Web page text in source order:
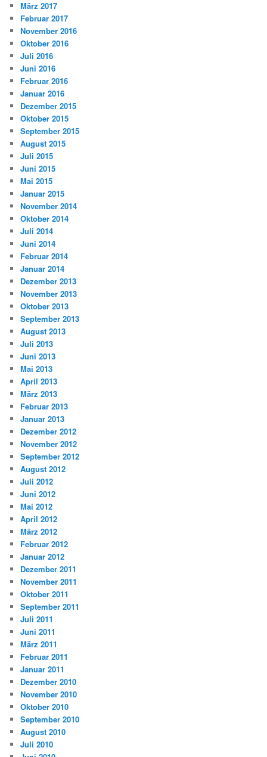
März 2017
Februar 2017
November 2016
Oktober 2016
Juli 2016
Juni 2016
Februar 2016
Januar 2016
Dezember 2015
Oktober 2015
September 2015
August 2015
Juli 2015
Juni 2015
Mai 2015
Januar 2015
November 2014
Oktober 2014
Juli 2014
Juni 2014
Februar 2014
Januar 2014
Dezember 2013
November 2013
Oktober 2013
September 2013
August 2013
Juli 2013
Juni 2013
Mai 2013
April 2013
März 2013
Februar 2013
Januar 2013
Dezember 2012
November 2012
September 2012
August 2012
Juli 2012
Juni 2012
Mai 2012
April 2012
März 2012
Februar 2012
Januar 2012
Dezember 2011
November 2011
Oktober 2011
September 2011
Juli 2011
Juni 2011
März 2011
Februar 2011
Januar 2011
Dezember 2010
November 2010
Oktober 2010
September 2010
August 2010
Juli 2010